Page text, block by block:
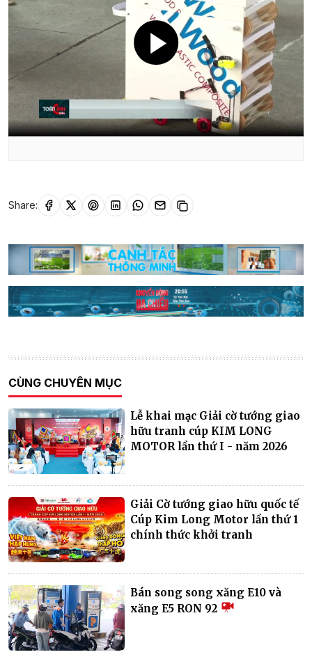
Share:
CÙNG CHUYÊN MỤC
Lễ khai mạc Giải cờ tướng giao
hữu tranh cúp KIM LONG
MOTOR lần thứ I - năm 2026
Giải Cờ tướng giao hữu quốc tế
Cúp Kim Long Motor lần thứ 1
chính thức khởi tranh
Bán song song xăng E10 và
xăng E5 RON 92